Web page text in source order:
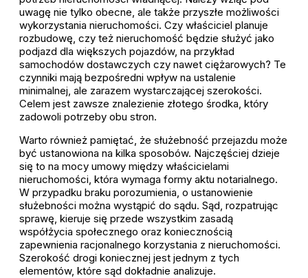
uwagę nie tylko obecne, ale także przyszłe możliwości
wykorzystania nieruchomości. Czy właściciel planuje
rozbudowę, czy też nieruchomość będzie służyć jako
podjazd dla większych pojazdów, na przykład
samochodów dostawczych czy nawet ciężarowych? Te
czynniki mają bezpośredni wpływ na ustalenie
minimalnej, ale zarazem wystarczającej szerokości.
Celem jest zawsze znalezienie złotego środka, który
zadowoli potrzeby obu stron.
Warto również pamiętać, że służebność przejazdu może
być ustanowiona na kilka sposobów. Najczęściej dzieje
się to na mocy umowy między właścicielami
nieruchomości, która wymaga formy aktu notarialnego.
W przypadku braku porozumienia, o ustanowienie
służebności można wystąpić do sądu. Sąd, rozpatrując
sprawę, kieruje się przede wszystkim zasadą
współżycia społecznego oraz koniecznością
zapewnienia racjonalnego korzystania z nieruchomości.
Szerokość drogi koniecznej jest jednym z tych
elementów, które sąd dokładnie analizuje.